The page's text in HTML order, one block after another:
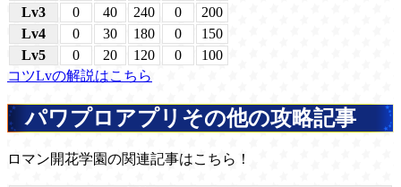
Lv3
0 40 240 0
200
Lv4
0 30 180 0
150
Lv5
0 20 120 0
100
コツLvの解説はこちら
パワプロアプリその他の攻略記事
ロマン開花学園の関連記事はこちら！